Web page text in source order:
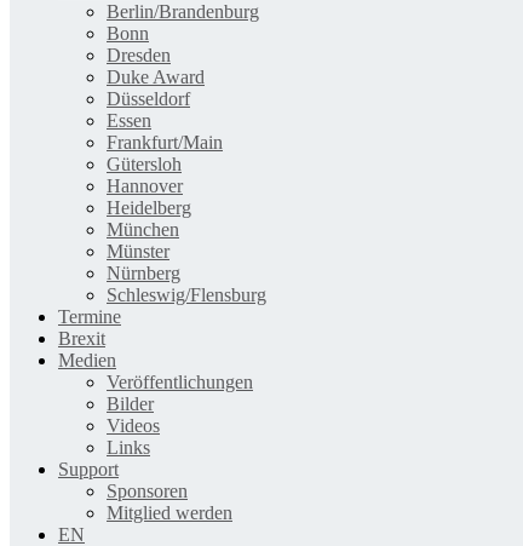
Berlin/Brandenburg
Bonn
Dresden
Duke Award
Düsseldorf
Essen
Frankfurt/Main
Gütersloh
Hannover
Heidelberg
München
Münster
Nürnberg
Schleswig/Flensburg
Termine
Brexit
Medien
Veröffentlichungen
Bilder
Videos
Links
Support
Sponsoren
Mitglied werden
EN